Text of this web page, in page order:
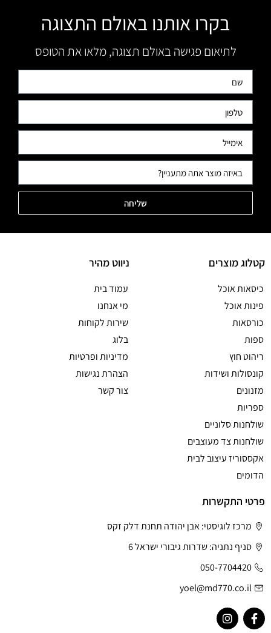
בקרו אותנו באולם התצוגה
לתיאום פגישה באולם תצוגה, מלאו את הטופס
שליחה
קטלוג מוצרים
כיסאות אוכל
פינות אוכל
כורסאות
ספות
ריהוט חוץ
קונסולות ושידות
מזנונים
ספריות
שולחנות סלוניים
שולחנות צד מעוצבים
אקססוריז עיצוב לבית
הדומים
ניווט מהיר
עמוד בית
מי אנחנו
שירות לקוחות
בלוג
מדיניות ופרטיות
הצהרת נגישות
צור קשר
פרטי התקשרות
מרכז לוגיסטי: אבן יהודה תחנת דלק זקס
סניף נתניה: שדרות גיבורי ישראל 6
050-7704420
yoel@md770.co.il